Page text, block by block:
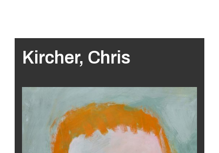
Kircher, Chris